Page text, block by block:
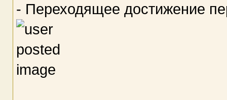
- Переходящее достижение